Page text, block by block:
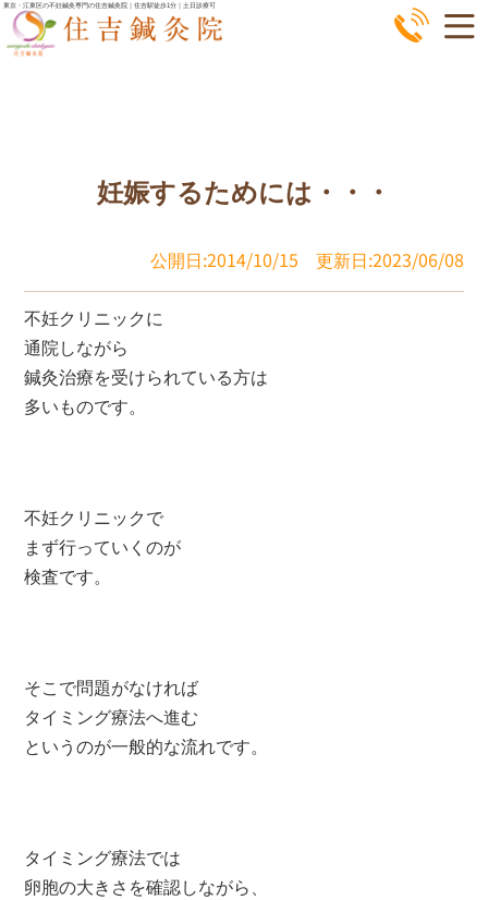
コ
ン
東京・江東区の不妊鍼灸専門の住吉鍼灸院｜住吉駅徒歩1分｜土日診療可
妊娠するためには・・・
公開日:2014/10/15 更新日:2023/06/08
不妊クリニックに
通院しながら
鍼灸治療を受けられている方は
多いものです。
不妊クリニックで
まず行っていくのが
検査です。
そこで問題がなければ
タイミング療法へ進む
というのが一般的な流れです。
タイミング療法では
卵胞の大きさを確認しながら、